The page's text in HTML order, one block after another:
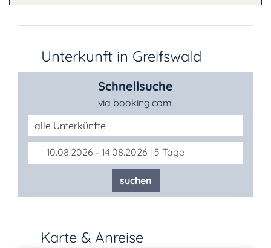
Unterkunft in Greifswald
Schnellsuche
via booking.com
Unterkunftsart
10.08.2026 - 14.08.2026 | 5 Tage
suchen
Karte & Anreise